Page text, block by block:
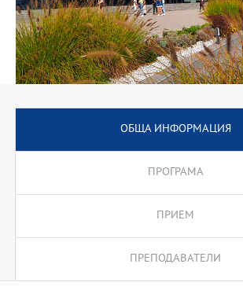
ОБЩА ИНФОРМАЦИЯ
ПРОГРАМА
ПРИЕМ
ПРЕПОДАВАТЕЛИ